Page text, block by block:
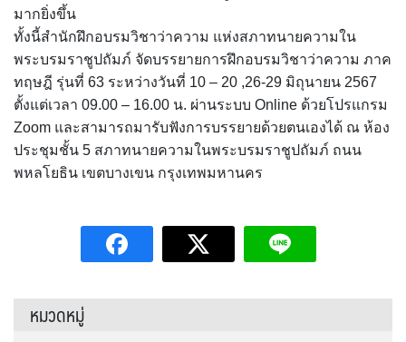
มากยิ่งขึ้น
ทั้งนี้สำนักฝึกอบรมวิชาว่าความ แห่งสภาทนายความใน
พระบรมราชูปถัมภ์ จัดบรรยายการฝึกอบรมวิชาว่าความ ภาค
ทฤษฎี รุ่นที่ 63 ระหว่างวันที่ 10 – 20 ,26-29 มิถุนายน 2567
ตั้งแต่เวลา 09.00 – 16.00 น. ผ่านระบบ Online ด้วยโปรแกรม
Zoom และสามารถมารับฟังการบรรยายด้วยตนเองได้ ณ ห้อง
ประชุมชั้น 5 สภาทนายความในพระบรมราชูปถัมภ์ ถนน
พหลโยธิน เขตบางเขน กรุงเทพมหานคร
หมวดหมู่